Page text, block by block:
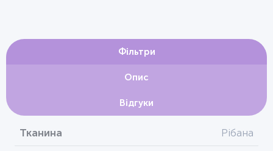
Фільтри
Опис
Відгуки
Тканина Рібана